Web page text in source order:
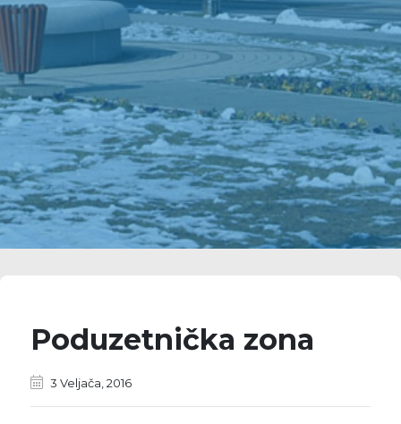
Poduzetnička zona
3 Veljača, 2016